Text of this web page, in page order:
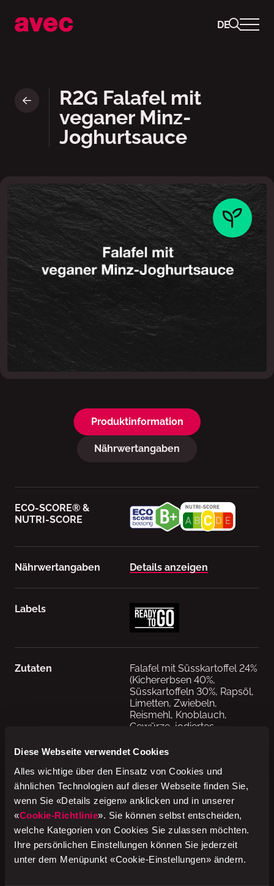
Diese Webseite verwendet Cookies
Alles wichtige über den Einsatz von Cookies und
ähnlichen Technologien auf dieser Webseite finden Sie,
wenn Sie «Details zeigen» anklicken und in unserer
«Cookie-Richtlinie». Sie können selbst entscheiden,
welche Kategorien von Cookies Sie zulassen möchten.
Ihre persönlichen Einstellungen können Sie jederzeit
unter dem Menüpunkt «Cookie-Einstellungen» ändern.
DE
R2G Falafel mit
veganer Minz-
Joghurtsauce
Produktinformation
Nährwertangaben
ECO-SCORE® &
NUTRI-SCORE
Nährwertangaben Details anzeigen
Labels
Zutaten
Falafel mit Süsskartoffel 24%
(Kichererbsen 40%,
Süsskartoffeln 30%, Rapsöl,
Limetten, Zwiebeln,
Reismehl, Knoblauch,
Gewürze, jodiertes
Natriumcarbonate) (CH),
(Kichererbsen 35%, Randen
35%, Rapsöl, Zwiebeln,
Quinoa, Reismehl,
Knoblauch, Ingwer,
Gewürze, Kochsalz jodiert,
Backtriebmittel:
Natriumcarbonate) (CH),
Falafel mit Spinat 24%
(Kichererbsen 43%, Spinat